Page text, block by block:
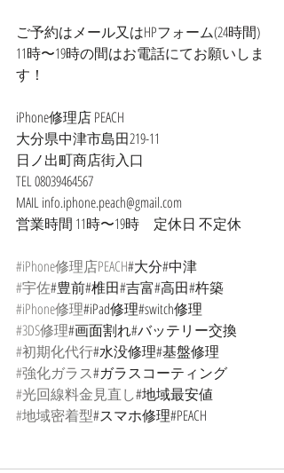
ご予約はメール又はHPフォーム(24時間)
11時〜19時の間はお電話にてお願いしま
す！
iPhone修理店 PEACH
大分県中津市島田219-11
日ノ出町商店街入口
TEL 08039464567
MAIL info.iphone.peach@gmail.com
営業時間 11時〜19時　定休日 不定休
#iPhone修理店PEACH#大分#中津
#宇佐#豊前#椎田#吉富#高田#杵築
#iPhone修理#iPad修理#switch修理
#3DS修理#画面割れ#バッテリー交換
#初期化代行#水没修理#基盤修理
#強化ガラス#ガラスコーティング
#光回線料金見直し#地域最安値
#地域密着型#スマホ修理#PEACH